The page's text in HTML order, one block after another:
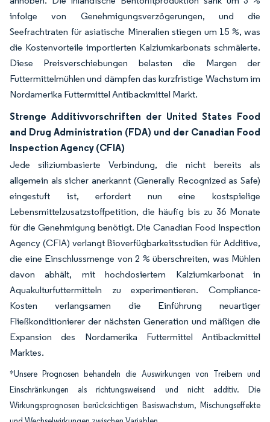
infolge von Genehmigungsverzögerungen, und die
Seefrachtraten für asiatische Mineralien stiegen um 15 %, was
die Kostenvorteile importierten Kalziumkarbonats schmälerte.
Diese Preisverschiebungen belasten die Margen der
Futtermittelmühlen und dämpfen das kurzfristige Wachstum im
Nordamerika Futtermittel Antibackmittel Markt.
Strenge Additivvorschriften der United States Food
and Drug Administration (FDA) und der Canadian Food
Inspection Agency (CFIA)
Jede siliziumbasierte Verbindung, die nicht bereits als
allgemein als sicher anerkannt (Generally Recognized as Safe)
eingestuft ist, erfordert nun eine kostspielige
Lebensmittelzusatzstoffpetition, die häufig bis zu 36 Monate
für die Genehmigung benötigt. Die Canadian Food Inspection
Agency (CFIA) verlangt Bioverfügbarkeitsstudien für Additive,
die eine Einschlussmenge von 2 % überschreiten, was Mühlen
davon abhält, mit hochdosiertem Kalziumkarbonat in
Aquakulturfuttermitteln zu experimentieren. Compliance-
Kosten verlangsamen die Einführung neuartiger
Fließkonditionierer der nächsten Generation und mäßigen die
Expansion des Nordamerika Futtermittel Antibackmittel
Marktes.
*Unsere Prognosen behandeln die Auswirkungen von Treibern und
Einschränkungen als richtungsweisend und nicht additiv. Die
Wirkungsprognosen berücksichtigen Basiswachstum, Mischungseffekte